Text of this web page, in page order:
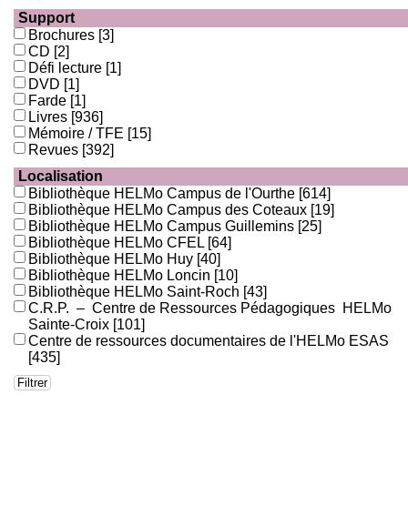
Support
Brochures [3]
CD [2]
Défi lecture [1]
DVD [1]
Farde [1]
Livres [936]
Mémoire / TFE [15]
Revues [392]
Localisation
Bibliothèque HELMo Campus de l'Ourthe [614]
Bibliothèque HELMo Campus des Coteaux [19]
Bibliothèque HELMo Campus Guillemins [25]
Bibliothèque HELMo CFEL [64]
Bibliothèque HELMo Huy [40]
Bibliothèque HELMo Loncin [10]
Bibliothèque HELMo Saint-Roch [43]
C.R.P. – Centre de Ressources Pédagogiques HELMo
Sainte-Croix [101]
Centre de ressources documentaires de l'HELMo ESAS
[435]